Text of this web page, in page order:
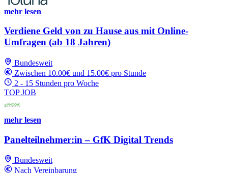
mehr lesen
Verdiene Geld von zu Hause aus mit Online-
Umfragen (ab 18 Jahren)
Bundesweit
Zwischen 10.00€ und 15.00€ pro Stunde
2 - 15 Stunden pro Woche
TOP JOB
mehr lesen
Panelteilnehmer:in – GfK Digital Trends
Bundesweit
Nach Vereinbarung